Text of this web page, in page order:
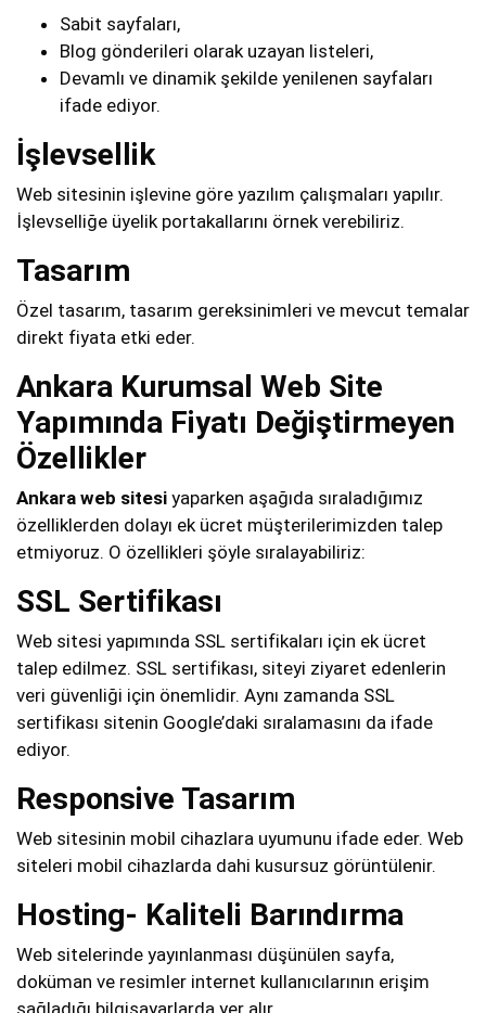
Sabit sayfaları,
Blog gönderileri olarak uzayan listeleri,
Devamlı ve dinamik şekilde yenilenen sayfaları
ifade ediyor.
İşlevsellik
Web sitesinin işlevine göre yazılım çalışmaları yapılır.
İşlevselliğe üyelik portakallarını örnek verebiliriz.
Tasarım
Özel tasarım, tasarım gereksinimleri ve mevcut temalar
direkt fiyata etki eder.
Ankara Kurumsal Web Site
Yapımında Fiyatı Değiştirmeyen
Özellikler
Ankara web sitesi yaparken aşağıda sıraladığımız
özelliklerden dolayı ek ücret müşterilerimizden talep
etmiyoruz. O özellikleri şöyle sıralayabiliriz:
SSL Sertifikası
Web sitesi yapımında SSL sertifikaları için ek ücret
talep edilmez. SSL sertifikası, siteyi ziyaret edenlerin
veri güvenliği için önemlidir. Aynı zamanda SSL
sertifikası sitenin Google’daki sıralamasını da ifade
ediyor.
Responsive Tasarım
Web sitesinin mobil cihazlara uyumunu ifade eder. Web
siteleri mobil cihazlarda dahi kusursuz görüntülenir.
Hosting- Kaliteli Barındırma
Web sitelerinde yayınlanması düşünülen sayfa,
doküman ve resimler internet kullanıcılarının erişim
sağladığı bilgisayarlarda yer alır.